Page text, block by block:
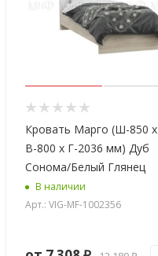
Кровать Марго (Ш-850 x
В-800 x Г-2036 мм) Дуб
Сонома/Белый Глянец
В наличии
Арт.: VIG-MF-1002356